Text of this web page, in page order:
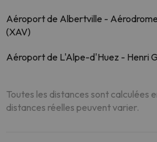
Aéroport de Albertville -
(XAV)
Aéroport de L'Alpe-d'Huez - Henri
Toutes les distances sont calculées
distances réelles peuvent varier.